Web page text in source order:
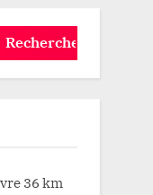
36 km